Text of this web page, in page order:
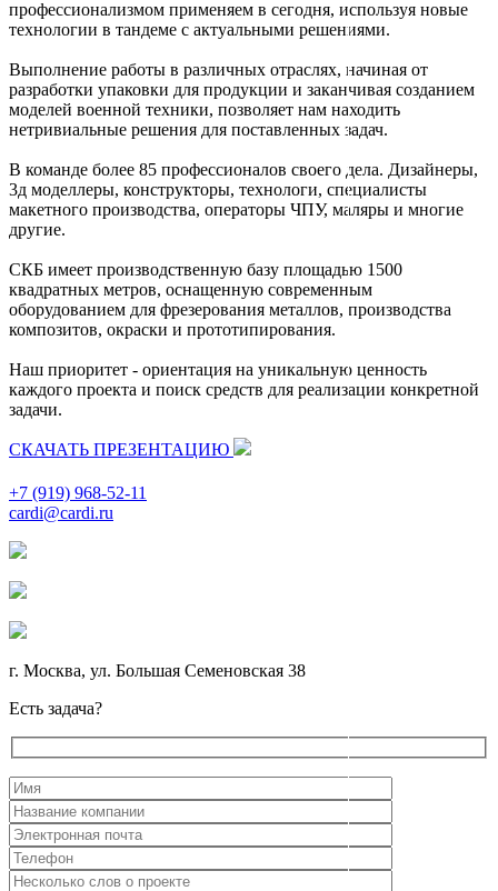
профессионализмом применяем в сегодня, используя новые
технологии в тандеме с актуальными решениями.
Выполнение работы в различных отраслях, начиная от
разработки упаковки для продукции и заканчивая созданием
моделей военной техники, позволяет нам находить
нетривиальные решения для поставленных задач.
В команде более 85 профессионалов своего дела. Дизайнеры,
3д моделлеры, конструкторы, технологи, специалисты
макетного производства, операторы ЧПУ, маляры и многие
другие.
СКБ имеет производственную базу площадью 1500
квадратных метров, оснащенную современным
оборудованием для фрезерования металлов, производства
композитов, окраски и прототипирования.
Наш приоритет - ориентация на уникальную ценность
каждого проекта и поиск средств для реализации конкретной
задачи.
СКАЧАТЬ ПРЕЗЕНТАЦИЮ
+7 (919) 968-52-11
cardi@cardi.ru
г. Москва, ул. Большая Семеновская 38
Есть задача?